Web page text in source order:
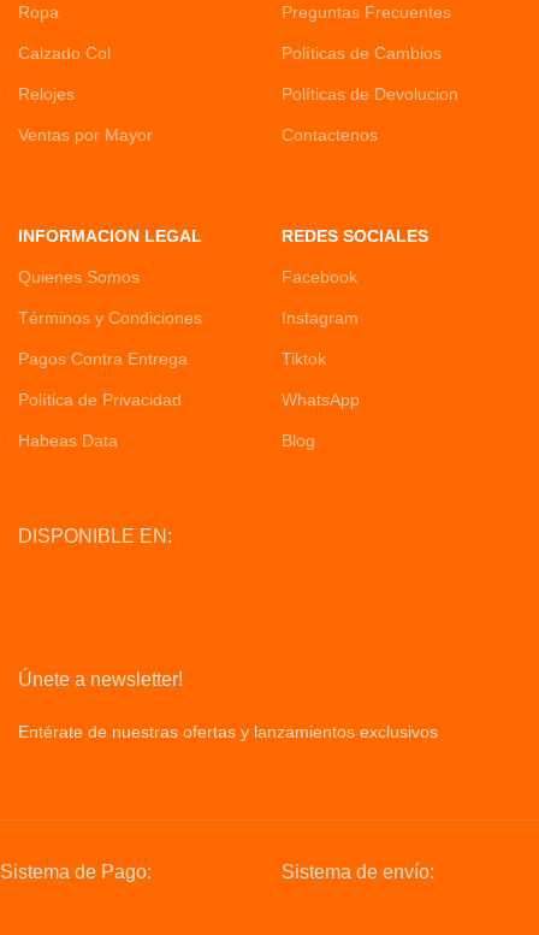
Ropa
Calzado Col
Relojes
Ventas por Mayor
Preguntas Frecuentes
Políticas de Cambios
Políticas de Devolucion
Contactenos
INFORMACION LEGAL
Quienes Somos
Términos y Condiciones
Pagos Contra Entrega
Política de Privacidad
Habeas Data
REDES SOCIALES
Facebook
Instagram
Tiktok
WhatsApp
Blog
DISPONIBLE EN:
Únete a newsletter!
Entérate de nuestras ofertas y lanzamientos exclusivos
Sistema de Pago: Sistema de envío: